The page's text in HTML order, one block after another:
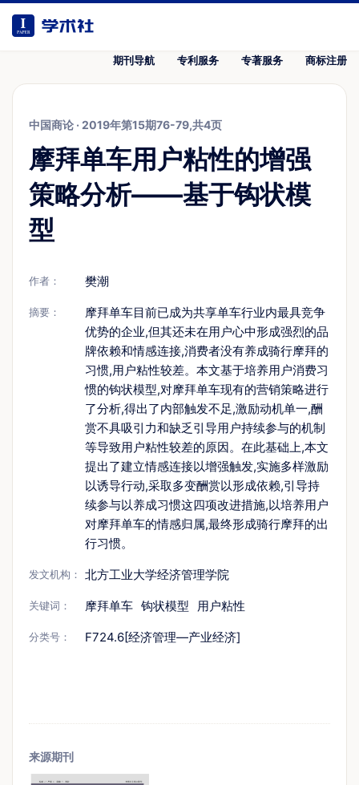
期刊导航 专利服务 专著服务 商标注册
中国商论 · 2019年第15期76-79,共4页
摩拜单车用户粘性的增强
策略分析——基于钩状模
型
作者： 樊潮
摘要：
摩拜单车目前已成为共享单车行业内最具竞争
优势的企业,但其还未在用户心中形成强烈的品
牌依赖和情感连接,消费者没有养成骑行摩拜的
习惯,用户粘性较差。本文基于培养用户消费习
惯的钩状模型,对摩拜单车现有的营销策略进行
了分析,得出了内部触发不足,激励动机单一,酬
赏不具吸引力和缺乏引导用户持续参与的机制
等导致用户粘性较差的原因。在此基础上,本文
提出了建立情感连接以增强触发,实施多样激励
以诱导行动,采取多变酬赏以形成依赖,引导持
续参与以养成习惯这四项改进措施,以培养用户
对摩拜单车的情感归属,最终形成骑行摩拜的出
行习惯。
发文机构： 北方工业大学经济管理学院
关键词： 摩拜单车 钩状模型 用户粘性
分类号： F724.6[经济管理—产业经济]
来源期刊